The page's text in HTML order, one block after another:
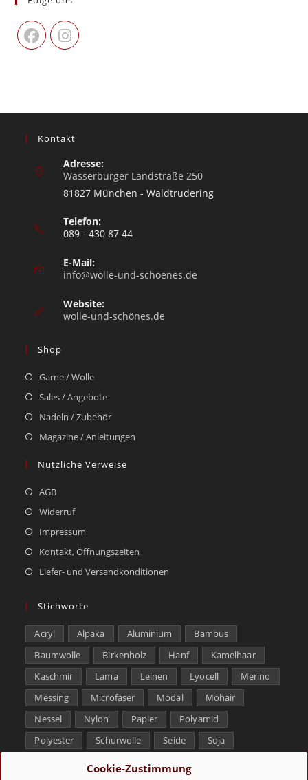
Cookie-Zustimmung
Kontakt
Adresse:
Wasserburger Landstraße 250
81827 München - Waldtrudering
Telefon:
089 - 430 87 44
E-Mail:
info@wolle-und-schoenes.de
Website:
wolle-und-schönes.de
Shop
Garne / Wolle
Sales / Angebote
Nadeln / Zubehör
Magazine / Anleitungen
Nützliche Verweise
AGB
Widerruf
Impressum
Kontakt, Öffnungszeiten
Liefer- und Versandkonditionen
Stichworte
Acryl Alpaka Aluminium
Bambus
Baumwolle
Birkenholz Hanf
Kamelhaar
Kaschmir
Lama Leinen Lyocell
Merino
Messing
Microfaser Modal
Mohair
Nessel
Nylon Papier
Polyamid
Polyester
Schurwolle Seide
Soja
Tencel